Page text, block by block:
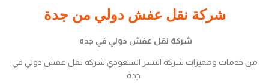
شركة نقل عفش دولي من جدة
شركة نقل عفش دولي في جده
من خدمات ومميزات شركة النسر السعودي شركة نقل عفش دولي في